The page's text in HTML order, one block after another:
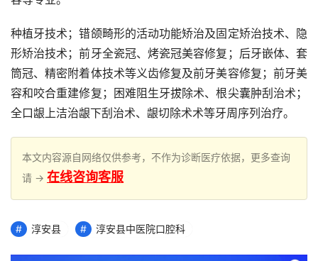
种植牙技术；错颌畸形的活动功能矫治及固定矫治技术、隐
形矫治技术；前牙全瓷冠、烤瓷冠美容修复；后牙嵌体、套
筒冠、精密附着体技术等义齿修复及前牙美容修复；前牙美
容和咬合重建修复；困难阻生牙拔除术、根尖囊肿刮治术；
全口龈上洁治龈下刮治术、龈切除术术等牙周序列治疗。
本文内容源自网络仅供参考，不作为诊断医疗依据，更多查询
请 → 在线咨询客服
淳安县 淳安县中医院口腔科